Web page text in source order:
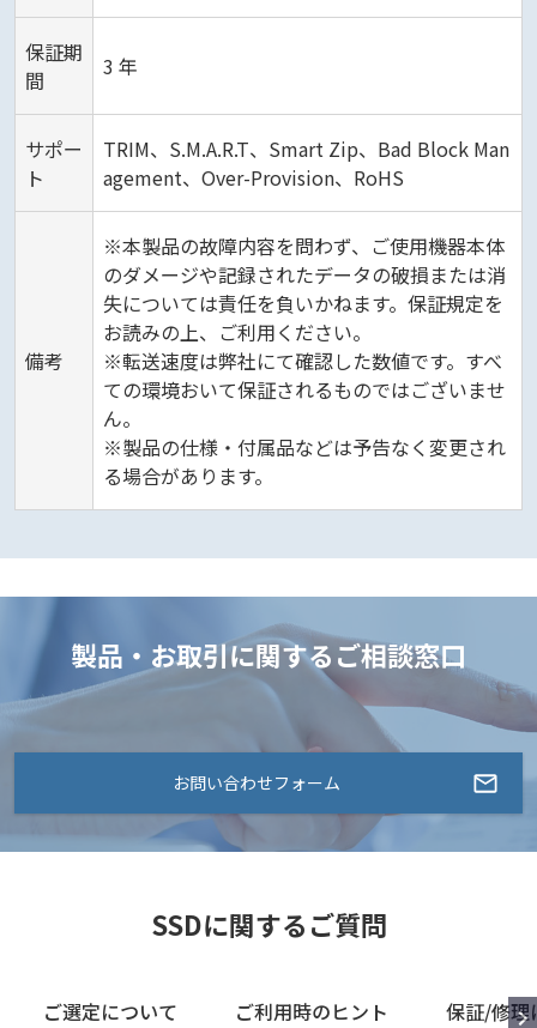
保証期
間
3 年
サポー
ト
TRIM、S.M.A.R.T、Smart Zip、Bad Block Man
agement、Over-Provision、RoHS
備考
※本製品の故障内容を問わず、ご使用機器本体
のダメージや記録されたデータの破損または消
失については責任を負いかねます。保証規定を
お読みの上、ご利用ください。
※転送速度は弊社にて確認した数値です。すべ
ての環境おいて保証されるものではございませ
ん。
※製品の仕様・付属品などは予告なく変更され
る場合があります。
製品・お取引に関するご相談窓口
お問い合わせフォーム
SSDに関するご質問
ご選定について ご利用時のヒント 保証/修理